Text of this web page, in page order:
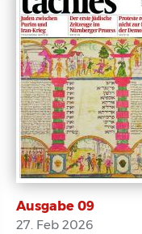
Ausgabe 09
27. Feb 2026